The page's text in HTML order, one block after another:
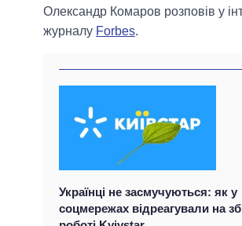
Олександр Комаров розповів у
журналу Forbes.
Українці не засмучуються: як у
соцмережах відреагували на